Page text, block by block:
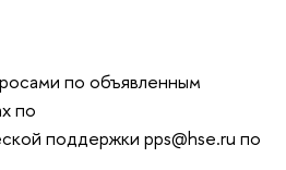
по объявленным
по
поддержки pps@hse.ru по